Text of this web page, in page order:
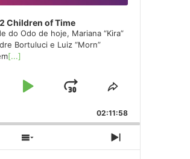
Children of Time
do Odo de hoje, Mariana “Kira”
Bortuluci e Luiz “Morn”
[...]
Play
Jump
Forward
Share
Episode
02:11:58
Show
Next